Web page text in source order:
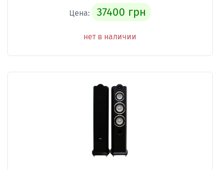
Цена: 37400 грн
нет в наличии